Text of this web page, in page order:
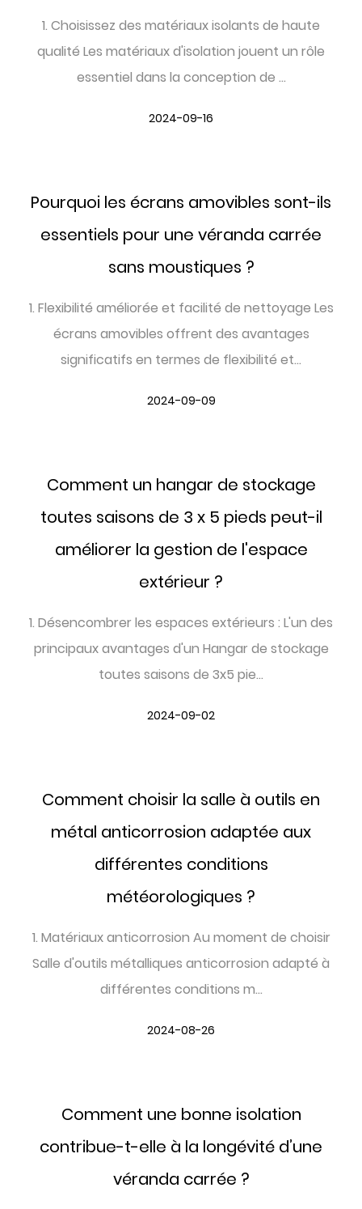
1. Choisissez des matériaux isolants de haute
qualité Les matériaux d'isolation jouent un rôle
essentiel dans la conception de ...
2024-09-16
Pourquoi les écrans amovibles sont-ils
essentiels pour une véranda carrée
sans moustiques ?
1. Flexibilité améliorée et facilité de nettoyage Les
écrans amovibles offrent des avantages
significatifs en termes de flexibilité et...
2024-09-09
Comment un hangar de stockage
toutes saisons de 3 x 5 pieds peut-il
améliorer la gestion de l'espace
extérieur ?
1. Désencombrer les espaces extérieurs : L'un des
principaux avantages d'un Hangar de stockage
toutes saisons de 3x5 pie...
2024-09-02
Comment choisir la salle à outils en
métal anticorrosion adaptée aux
différentes conditions
météorologiques ?
1. Matériaux anticorrosion Au moment de choisir
Salle d'outils métalliques anticorrosion adapté à
différentes conditions m...
2024-08-26
Comment une bonne isolation
contribue-t-elle à la longévité d’une
véranda carrée ?